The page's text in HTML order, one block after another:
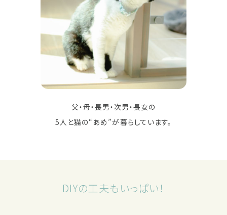
父・母・長男・次男・長女の
5人と猫の“あめ”が暮らしています。
DIYの工夫もいっぱい！